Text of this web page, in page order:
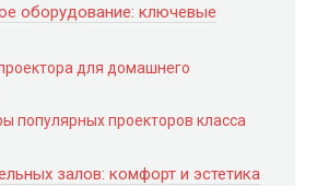
оборудование: ключевые
для домашнего
популярных проекторов класса
залов: комфорт и эстетика